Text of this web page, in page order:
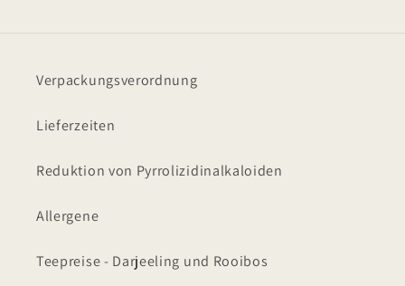
Verpackungsverordnung
Lieferzeiten
Reduktion von Pyrrolizidinalkaloiden
Allergene
Teepreise - Darjeeling und Rooibos